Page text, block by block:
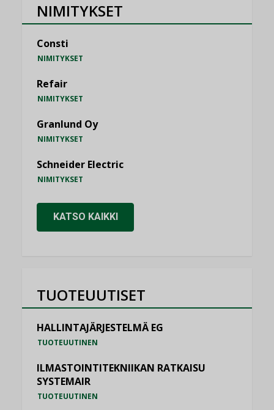
NIMITYKSET
Consti
NIMITYKSET
Refair
NIMITYKSET
Granlund Oy
NIMITYKSET
Schneider Electric
NIMITYKSET
KATSO KAIKKI
TUOTEUUTISET
HALLINTAJÄRJESTELMÄ EG
TUOTEUUTINEN
ILMASTOINTITEKNIIKAN RATKAISU
SYSTEMAIR
TUOTEUUTINEN